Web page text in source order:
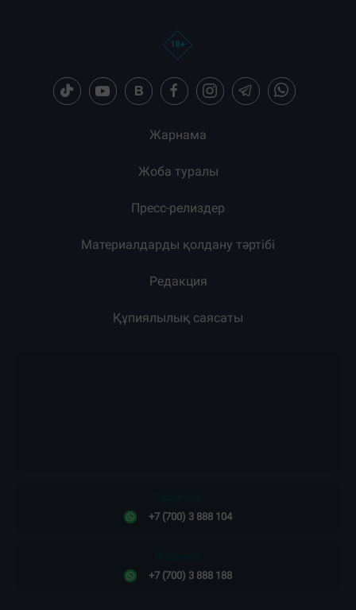
Жарнама
Жоба туралы
Пресс-релиздер
Материалдарды қолдану тәртібі
Редакция
Құпиялылық саясаты
+7 (700) 3 888 104
+7 (700) 3 888 188